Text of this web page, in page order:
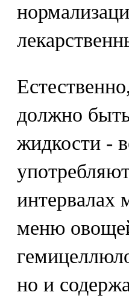
должно
жидкости -
меню
но и